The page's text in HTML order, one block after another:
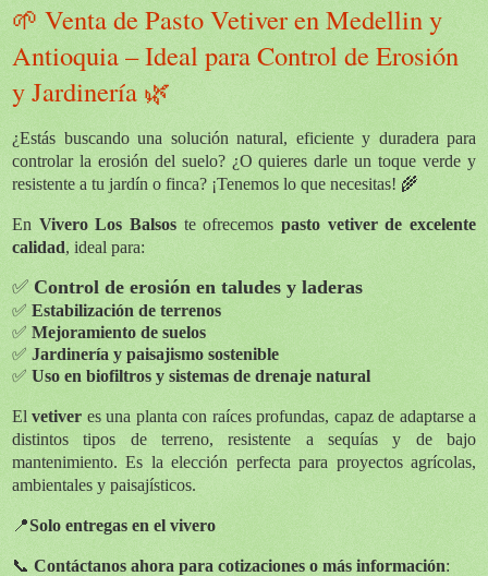
🌱 Venta de Pasto Vetiver en Medellin y
Antioquia – Ideal para Control de Erosión
y Jardinería 🌿
¿Estás buscando una solución natural, eficiente y duradera para
controlar la erosión del suelo? ¿O quieres darle un toque verde y
resistente a tu jardín o finca? ¡Tenemos lo que necesitas! 🌾
En Vivero Los Balsos te ofrecemospasto vetiver de excelente
calidad, ideal para:
✅ Control de erosión en taludes y laderas
✅ Estabilización de terrenos
✅ Mejoramiento de suelos
✅ Jardinería y paisajismo sostenible
✅ Uso en biofiltros y sistemas de drenaje natural
Elvetiver es una planta con raíces profundas, capaz de adaptarse a
distintos tipos de terreno, resistente a sequías y de bajo
mantenimiento. Es la elección perfecta para proyectos agrícolas,
ambientales y paisajísticos.
📍Solo entregas en el vivero
📞 Contáctanos ahora para cotizaciones o más información: